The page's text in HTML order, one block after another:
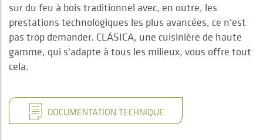
sur du feu à bois traditionnel avec, en outre, les
prestations technologiques les plus avancées, ce n'est
pas trop demander. CLÁSICA, une cuisinière de haute
gamme, qui s'adapte à tous les milieux, vous offre tout
cela.
DOCUMENTATION TECHNIQUE